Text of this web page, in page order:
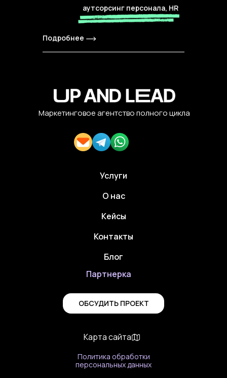
Подробнее
аутсорсинг персонала, HR
Маркетинговое агентство полного цикла
Политика обработки
персональных данных
Услуги
О нас
Кейсы
Контакты
Блог
Партнерка
ОБСУДИТЬ ПРОЕКТ
Карта сайта